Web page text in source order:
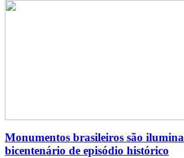
Monumentos brasileiros são
bicentenário de episódio histórico